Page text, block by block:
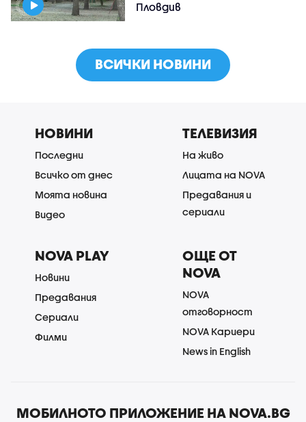
Пловдив
ВСИЧКИ НОВИНИ
НОВИНИ
Последни
Всичко от днес
Моята новина
Видео
ТЕЛЕВИЗИЯ
На живо
Лицата на NOVA
Предавания и
сериали
NOVA PLAY
Новини
Предавания
Сериали
Филми
ОЩЕ ОТ
NOVA
NOVA
отговорност
NOVA Кариери
News in English
МОБИЛНОТО ПРИЛОЖЕНИЕ НА NOVA.BG